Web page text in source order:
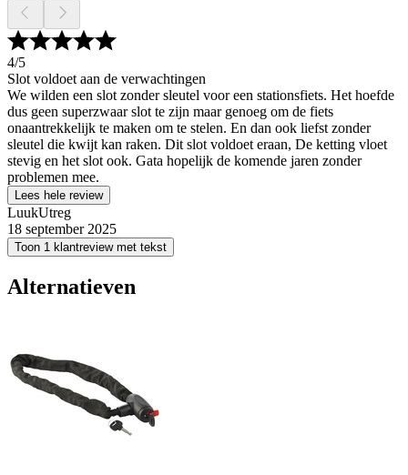
4/5
Slot voldoet aan de verwachtingen
We wilden een slot zonder sleutel voor een stationsfiets. Het hoefde
dus geen superzwaar slot te zijn maar genoeg om de fiets
onaantrekkelijk te maken om te stelen. En dan ook liefst zonder
sleutel die kwijt kan raken. Dit slot voldoet eraan, De ketting vloet
stevig en het slot ook. Gata hopelijk de komende jaren zonder
problemen mee.
Lees hele review
LuukUtreg
18 september 2025
Toon 1 klantreview met tekst
Alternatieven